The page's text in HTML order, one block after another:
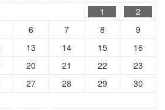
1
2
6 7 8
9
13 14 15
16
20 21 22
23
27 28 29
30